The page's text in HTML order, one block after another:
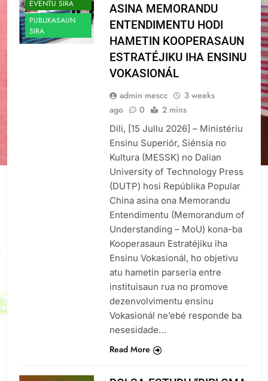
EVENTU SIRA
PUBLIKASAUN
SIRA
ASINA MEMORANDU
ENTENDIMENTU HODI
HAMETIN KOOPERASAUN
ESTRATÉJIKU IHA ENSINU
VOKASIONÁL
admin mescc
3 weeks
ago
0 2 mins
Díli, [15 Jullu 2026] – Ministériu
Ensinu Superiór, Siénsia no
Kultura (MESSK) no Dalian
University of Technology Press
(DUTP) hosi Repúblika Popular
China asina ona Memorandu
Entendimentu (Memorandum of
Understanding – MoU) kona-ba
Kooperasaun Estratéjiku iha
Ensinu Vokasionál, ho objetivu
atu hametin parseria entre
instituisaun rua no promove
dezenvolvimentu ensinu
Vokasionál ne’ebé responde ba
nesesidade…
Read More